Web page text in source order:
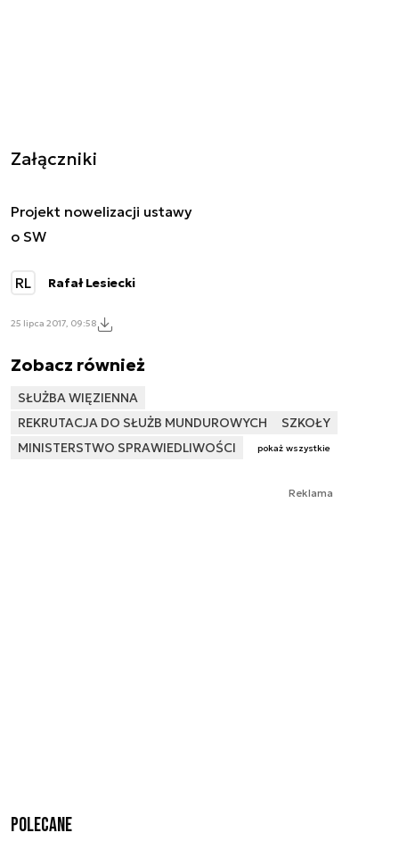
Załączniki
Projekt nowelizacji ustawy
o SW
RL Rafał Lesiecki
25 lipca 2017, 09:58
Zobacz również
SŁUŻBA WIĘZIENNA
REKRUTACJA DO SŁUŻB MUNDUROWYCH
SZKOŁY
MINISTERSTWO SPRAWIEDLIWOŚCI
pokaż wszystkie
Reklama
Polecane